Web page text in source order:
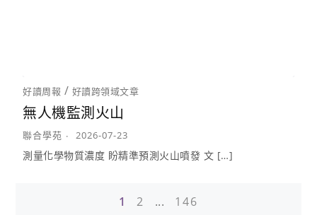
好讀周報 / 好讀跨領域文章
無人機監測火山
聯合學苑 2026-07-23
測量化學物質濃度 盼精準預測火山噴發 文 […]
1 2 ...
146